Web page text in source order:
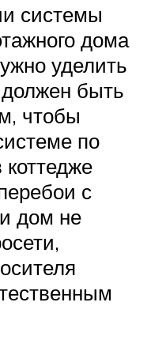
системы
дома
уделить
быть
чтобы
по
с
дом не